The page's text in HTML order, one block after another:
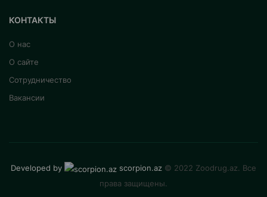
КОНТАКТЫ
О нас
О сайте
Сотрудничество
Вакансии
Developed by scorpion.az © 2022 Zoodrug.az. Все
права защищены.